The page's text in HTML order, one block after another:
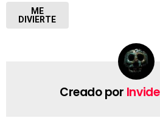
ME
DIVIERTE
Creado por